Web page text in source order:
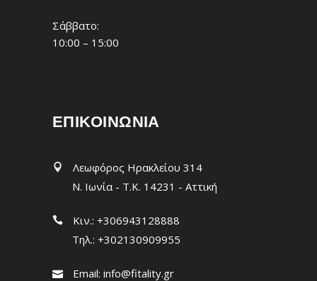
Σάββατο:
10:00 – 15:00
ΕΠΙΚΟΙΝΩΝΙΑ
Λεωφόρος Ηρακλείου 314
Ν. Ιωνία - T.K. 14231 - Αττική
Κιν.: +306943128888
Τηλ.: +302130909955
Email: info@fitality.gr